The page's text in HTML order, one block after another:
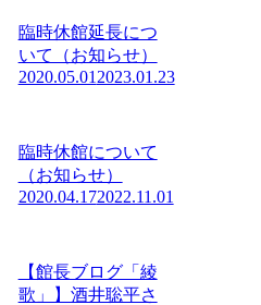
臨時休館延長につ
いて（お知らせ）
2020.05.01 2023.01.23
臨時休館について
（お知らせ）
2020.04.172022.11.01
【館長ブログ「綾
歌」】酒井聡平さ